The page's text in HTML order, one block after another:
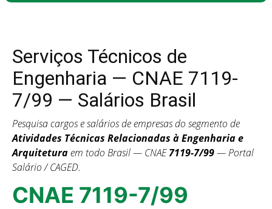
Serviços Técnicos de
Engenharia — CNAE 7119-
7/99 — Salários Brasil
Pesquisa cargos e salários de empresas do segmento de
Atividades Técnicas Relacionadas à Engenharia e
Arquiteturaem todo Brasil — CNAE7119-7/99— Portal
Salário / CAGED.
CNAE 7119-7/99